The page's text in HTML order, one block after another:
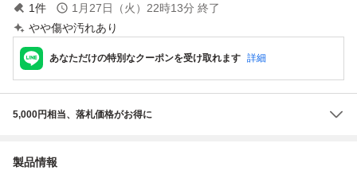
1件 1月27日（火）22時13分 終了
やや傷や汚れあり
あなただけの特別なクーポンを受け取れます 詳細
5,000円相当、落札価格がお得に
製品情報